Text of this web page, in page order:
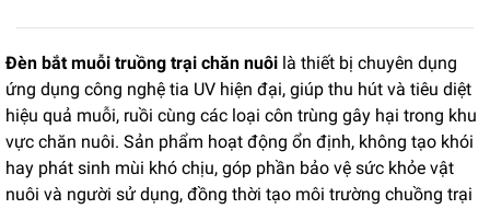
Đèn bắt muỗi truồng trại chăn nuôi là thiết bị chuyên dụng
ứng dụng công nghệ tia UV hiện đại, giúp thu hút và tiêu diệt
hiệu quả muỗi, ruồi cùng các loại côn trùng gây hại trong khu
vực chăn nuôi. Sản phẩm hoạt động ổn định, không tạo khói
hay phát sinh mùi khó chịu, góp phần bảo vệ sức khỏe vật
nuôi và người sử dụng, đồng thời tạo môi trường chuồng trại